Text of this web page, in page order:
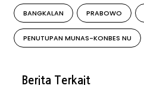
BANGKALAN PRABOWO
PENUTUPAN MUNAS-KONBES NU
Berita Terkait